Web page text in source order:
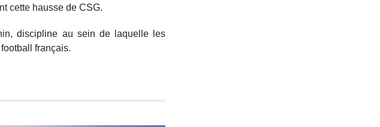
cette hausse de CSG.
discipline au sein de laquelle les
français.